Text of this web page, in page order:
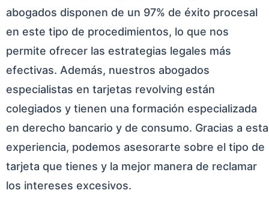
abogados disponen de un 97% de éxito procesal
en este tipo de procedimientos, lo que nos
permite ofrecer las estrategias legales más
efectivas. Además, nuestros abogados
especialistas en tarjetas revolving están
colegiados y tienen una formación especializada
en derecho bancario y de consumo. Gracias a esta
experiencia, podemos asesorarte sobre el tipo de
tarjeta que tienes y la mejor manera de reclamar
los intereses excesivos.